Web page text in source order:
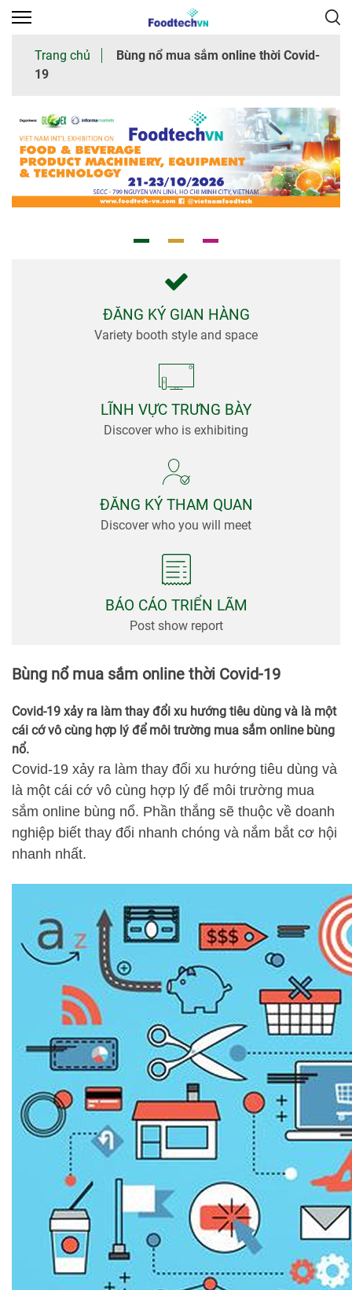
×
chủ
Giới
thiệu
Trang chủ
Bùng nổ mua sắm online thời Covid-
19
ĐĂNG KÝ GIAN HÀNG
Variety booth style and space
LĨNH VỰC TRƯNG BÀY
Discover who is exhibiting
ĐĂNG KÝ THAM QUAN
Discover who you will meet
BÁO CÁO TRIỂN LÃM
Post show report
Bùng nổ mua sắm online thời Covid-19
Covid-19 xảy ra làm thay đổi xu hướng tiêu dùng và là một
cái cớ vô cùng hợp lý để môi trường mua sắm online bùng
nổ.
Covid-19 xảy ra làm thay đổi xu hướng tiêu dùng và
là một cái cớ vô cùng hợp lý để môi trường mua
sắm online bùng nổ. Phần thắng sẽ thuộc về doanh
nghiệp biết thay đổi nhanh chóng và nắm bắt cơ hội
nhanh nhất.